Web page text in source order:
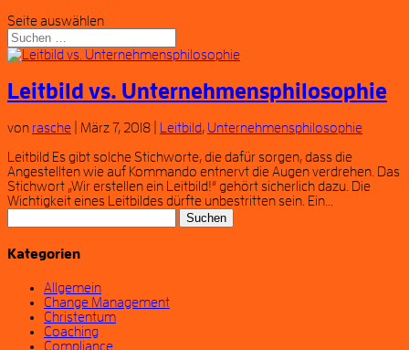
Seite auswählen
Leitbild vs. Unternehmensphilosophie
von rasche März 7, 2018 Leitbild, Unternehmensphilosophie
Leitbild Es gibt solche Stichworte, die dafür sorgen, dass die
Angestellten wie auf Kommando entnervt die Augen verdrehen. Das
Stichwort „Wir erstellen ein Leitbild!“ gehört sicherlich dazu. Die
Wichtigkeit eines Leitbildes dürfte unbestritten sein. Ein...
nach:
Kategorien
Allgemein
Change Management
Christentum
Coaching
Compliance